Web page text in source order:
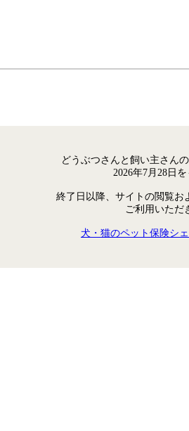
どうぶつさんと飼い主さん
2026年7月28日
終了日以降、サイトの閲覧お
ご利用いただ
犬・猫のペット保険シ